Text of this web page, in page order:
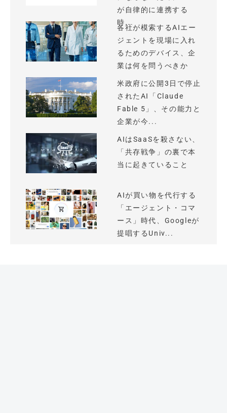
が自律的に連携する
時...
各社が模索するAIエー
ジェントを現場に入れ
るためのデバイス、企
業は何を問うべきか
米政府に公開3日で停止
されたAI「Claude
Fable 5」、その能力と
企業が今...
AIはSaaSを殺さない、
「共存戦争」の裏で本
当に起きていること
AIが買い物を代行する
「エージェント・コマ
ース」時代、Googleが
提唱するUniv...